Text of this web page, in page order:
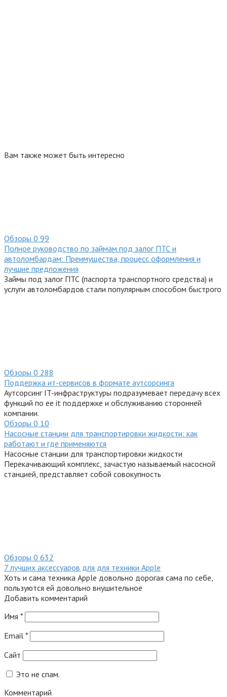
Вам также может быть интересно
Обзоры 0 99
Полное руководство по займам под залог ПТС и
автоломбардам: Преимущества, процесс оформления и
лучшие предложения
Займы под залог ПТС (паспорта транспортного средства) и
услуги автоломбардов стали популярным способом быстрого
Обзоры 0 288
Поддержка ит-сервисов в формате аутсорсинга
Аутсорсинг IT-инфраструктуры подразумевает передачу всех
функций по ее it поддержке и обслуживанию сторонней
компании.
Обзоры 0 10
Насосные станции для транспортировки жидкости: как
работают и где применяются
Насосные станции для транспортировки жидкости
Перекачивающий комплекс, зачастую называемый насосной
станцией, представляет собой совокупность
Обзоры 0 632
7 лучших аксессуаров для для техники Apple
Хоть и сама техника Apple довольно дорогая сама по себе,
пользуются ей довольно внушительное
Добавить комментарий
Имя *
Email *
Сайт
Это не спам.
Комментарий